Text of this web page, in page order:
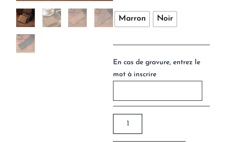
Marron Noir
En cas de gravure, entrez le
mot à inscrire